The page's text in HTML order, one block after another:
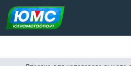
Перейти к содержанию